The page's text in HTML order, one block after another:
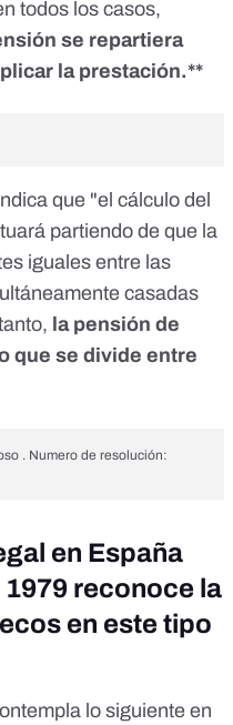
todos los casos,
se repartiera
la prestación.**
que "el cálculo del
partiendo de que la
iguales entre las
casadas
la pensión de
que se divide entre
. Numero de resolución:
en España
reconoce la
en este tipo
lo siguiente en